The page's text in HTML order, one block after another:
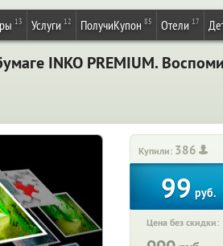
13 Услуги 12 ПолучиКупон 85 Отели 17
INKO PREMIUM.
Купили: 386
99 руб.
Цена без скидки: